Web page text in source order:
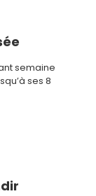
semaine
ses 8